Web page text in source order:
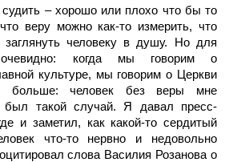
– хорошо или плохо что бы то
веру можно как-то измерить, что
заглянуть человеку в душу. Но для
когда мы говорим о
культуре, мы говорим о Церкви
человек без веры мне
был такой случай. Я давал пресс-
и заметил, как какой-то сердитый
что-то нервно и недовольно
слова Василия Розанова о